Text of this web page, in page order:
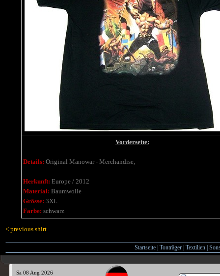
Vorderseite:
Details: Original Manowar - Merchandise,
Herkunft: Europe / 2012
Material: Baumwolle
Grösse: 3XL
Farbe: schwarz
< previous shirt
Startseite Tonträger Textilien
Sa 08 Aug 2026